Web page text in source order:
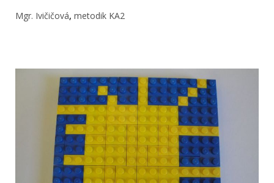
Mgr. Ivičičová, metodik KA2